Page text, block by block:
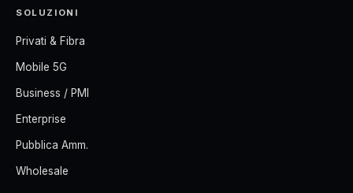
SOLUZIONI
Privati & Fibra
Mobile 5G
Business / PMI
Enterprise
Pubblica Amm.
Wholesale